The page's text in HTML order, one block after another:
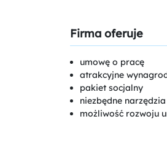
Firma oferuje
umowę o pracę
atrakcyjne
pakiet socjalny
niezbędne
możliwość rozwoju